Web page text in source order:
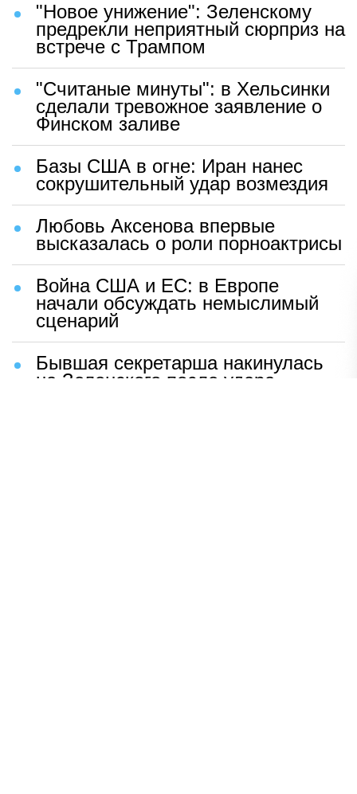
"Новое унижение": Зеленскому
предрекли неприятный сюрприз на
встрече с Трампом
"Считаные минуты": в Хельсинки
сделали тревожное заявление о
Финском заливе
Базы США в огне: Иран нанес
сокрушительный удар возмездия
Любовь Аксенова впервые
высказалась о роли порноактрисы
Война США и ЕС: в Европе
начали обсуждать немыслимый
сценарий
Бывшая секретарша накинулась
на Зеленского после удара